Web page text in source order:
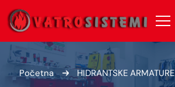
Početna HIDRANTSKE ARMATURE